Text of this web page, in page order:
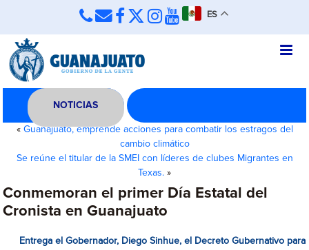
ES
NOTICIAS
« Guanajuato, emprende acciones para combatir los estragos del
cambio climático
Se reúne el titular de la SMEI con líderes de clubes Migrantes en
Texas. »
Conmemoran el primer Día Estatal del
Cronista en Guanajuato
Entrega el Gobernador, Diego Sinhue, el Decreto Gubernativo para